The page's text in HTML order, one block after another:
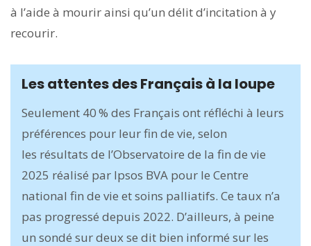
à l’aide à mourir ainsi qu’un délit d’inci­tation à y
recourir.
Les attentes des Français à la loupe
Seulement 40 % des Français ont réfléchi à leurs
préférences pour leur fin de vie, selon
les résultats de l’Observatoire de la fin de vie
2025 réalisé par Ipsos BVA pour le Centre
national fin de vie et soins palliatifs. Ce taux n’a
pas progressé depuis 2022. D’ailleurs, à peine
un sondé sur deux se dit bien informé sur les